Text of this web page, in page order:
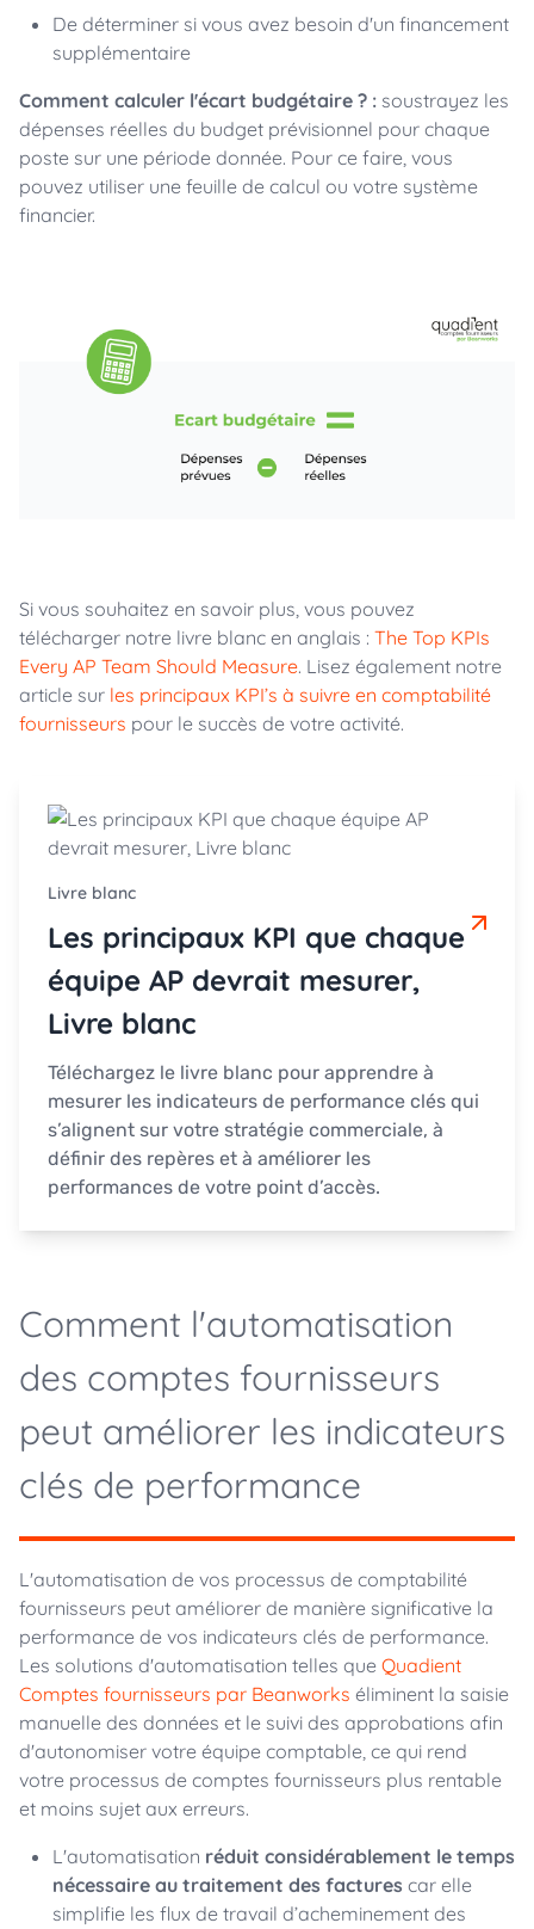
De déterminer si vous avez besoin d'un financement
supplémentaire
Comment calculer l'écart budgétaire ? : soustrayez les
dépenses réelles du budget prévisionnel pour chaque
poste sur une période donnée. Pour ce faire, vous
pouvez utiliser une feuille de calcul ou votre système
financier.
Si vous souhaitez en savoir plus, vous pouvez
télécharger notre livre blanc en anglais : The Top KPIs
Every AP Team Should Measure. Lisez également notre
article sur les principaux KPI’s à suivre en comptabilité
fournisseurs pour le succès de votre activité.
Livre blanc
Les principaux KPI que chaque
équipe AP devrait mesurer,
Livre blanc
Téléchargez le livre blanc pour apprendre à
mesurer les indicateurs de performance clés qui
s’alignent sur votre stratégie commerciale, à
définir des repères et à améliorer les
performances de votre point d’accès.
Comment l'automatisation
des comptes fournisseurs
peut améliorer les indicateurs
clés de performance
L'automatisation de vos processus de comptabilité
fournisseurs peut améliorer de manière significative la
performance de vos indicateurs clés de performance.
Les solutions d'automatisation telles que Quadient
Comptes fournisseurs par Beanworks éliminent la saisie
manuelle des données et le suivi des approbations afin
d'autonomiser votre équipe comptable, ce qui rend
votre processus de comptes fournisseurs plus rentable
et moins sujet aux erreurs.
L'automatisation réduit considérablement le temps
nécessaire au traitement des factures car elle
simplifie les flux de travail d’acheminement des